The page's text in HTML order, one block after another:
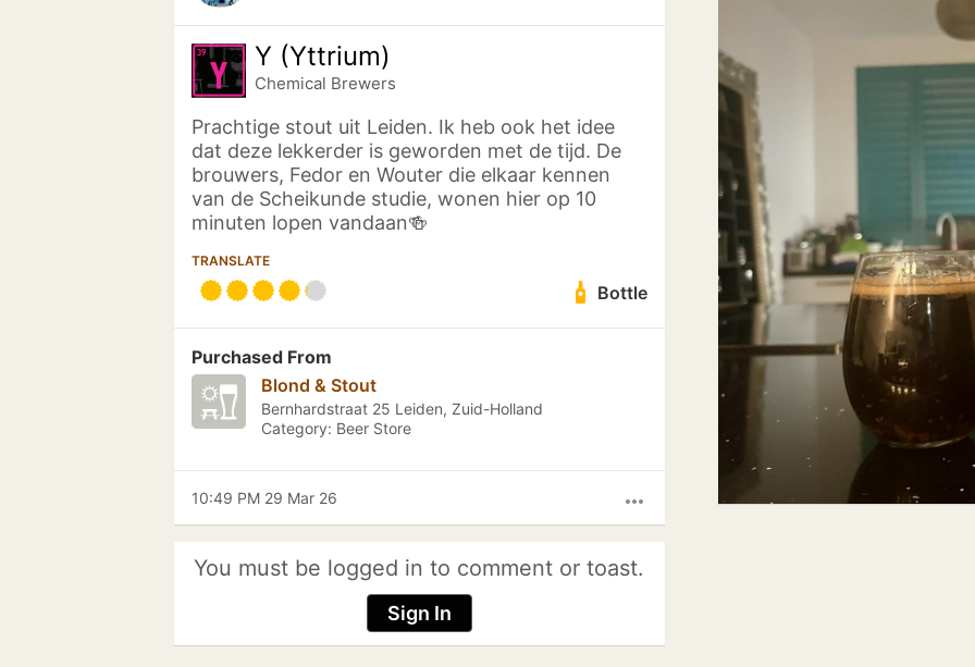
Y (Yttrium)
Chemical Brewers
Prachtige stout uit Leiden. Ik heb ook het idee
dat deze lekkerder is geworden met de tijd. De
brouwers, Fedor en Wouter die elkaar kennen
van de Scheikunde studie, wonen hier op 10
minuten lopen vandaan🍻
TRANSLATE
Bottle
Purchased From
Blond & Stout
Bernhardstraat 25 Leiden, Zuid-Holland
Category: Beer Store
more_horiz
10:49 PM 29 Mar 26
You must be logged in to comment or toast.
Sign In